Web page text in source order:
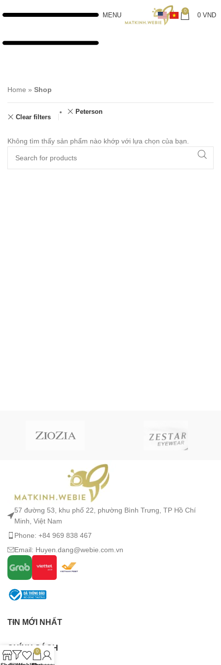
MENU
0
0 VND
Home » Shop
Clear filters
Peterson
Không tìm thấy sản phẩm nào khớp với lựa chọn của bạn.
57 đường 53, khu phố 22, phường Bình Trưng, TP Hồ Chí
Minh, Việt Nam
Phone: +84 969 838 467
Email: Huyen.dang@webie.com.vn
TIN MỚI NHẤT
CHÍNH SÁCH
0